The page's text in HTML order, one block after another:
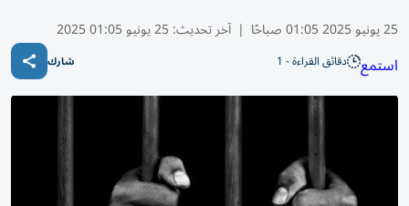
25 يونيو 2025 01:05 صباحًا | آخر تحديث:25 يونيو 01:05 2025
استمع دقائق القراءة - 1 شارك